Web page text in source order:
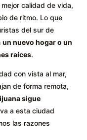
calidad de vida,
de ritmo. Lo que
del sur de
un nuevo hogar o un
raíces.
con vista al mar,
de forma remota,
sigue
a esta ciudad
las razones